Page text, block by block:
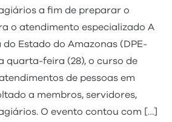
a fim de preparar o
o atendimento especializado A
Estado do Amazonas (DPE-
quarta-feira (28), o curso de
de pessoas em
a membros, servidores,
O evento contou com […]